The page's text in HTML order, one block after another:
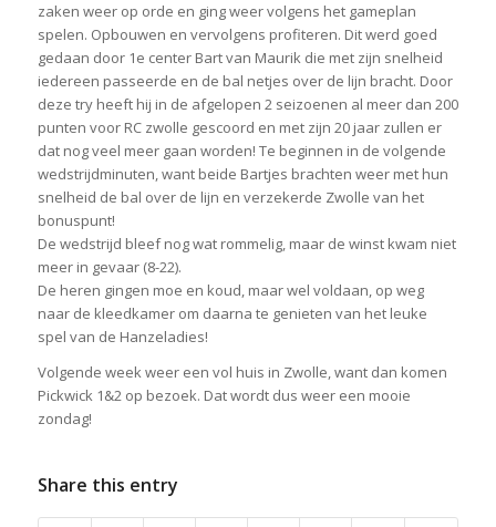
zaken weer op orde en ging weer volgens het gameplan
spelen. Opbouwen en vervolgens profiteren. Dit werd goed
gedaan door 1e center Bart van Maurik die met zijn snelheid
iedereen passeerde en de bal netjes over de lijn bracht. Door
deze try heeft hij in de afgelopen 2 seizoenen al meer dan 200
punten voor RC zwolle gescoord en met zijn 20 jaar zullen er
dat nog veel meer gaan worden! Te beginnen in de volgende
wedstrijdminuten, want beide Bartjes brachten weer met hun
snelheid de bal over de lijn en verzekerde Zwolle van het
bonuspunt!
De wedstrijd bleef nog wat rommelig, maar de winst kwam niet
meer in gevaar (8-22).
De heren gingen moe en koud, maar wel voldaan, op weg
naar de kleedkamer om daarna te genieten van het leuke
spel van de Hanzeladies!
Volgende week weer een vol huis in Zwolle, want dan komen
Pickwick 1&2 op bezoek. Dat wordt dus weer een mooie
zondag!
Share this entry